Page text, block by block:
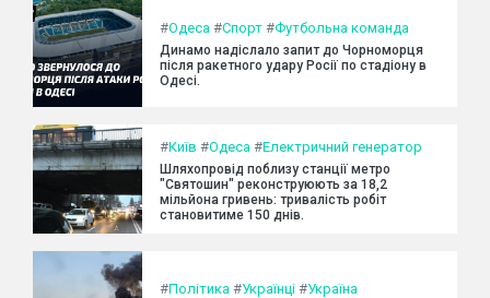
#Одеса #Спорт #Футбольна команда
Динамо надіслало запит до Чорноморця
після ракетного удару Росії по стадіону в
Одесі.
#Київ #Одеса #Електричний генератор
Шляхопровід поблизу станції метро
"Святошин" реконструюють за 18,2
мільйона гривень: тривалість робіт
становитиме 150 днів.
#Політика #Українці #Україна